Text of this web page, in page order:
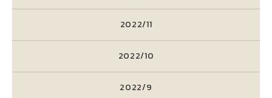
2022/11
2022/10
2022/9